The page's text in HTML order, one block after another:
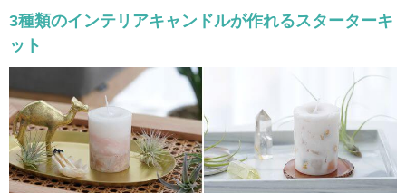
3種類のインテリアキャンドルが作れるスターターキ
ット